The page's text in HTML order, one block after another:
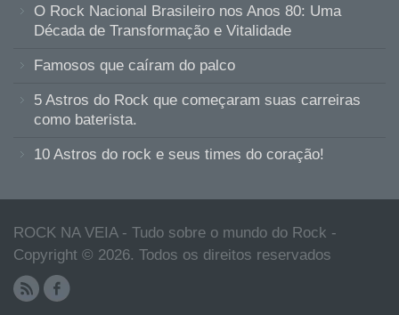
O Rock Nacional Brasileiro nos Anos 80: Uma
Década de Transformação e Vitalidade
Famosos que caíram do palco
5 Astros do Rock que começaram suas carreiras
como baterista.
10 Astros do rock e seus times do coração!
ROCK NA VEIA - Tudo sobre o mundo do Rock -
Copyright © 2026. Todos os direitos reservados